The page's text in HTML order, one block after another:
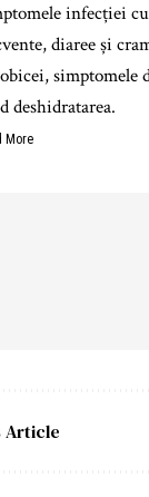
infecției
diaree și
simptomele
deshidratarea.
More
Article